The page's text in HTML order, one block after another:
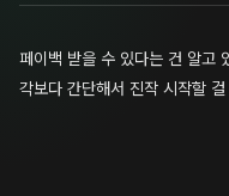
페이백 받을 수 있다는 건 알고
각보다 간단해서 진작 시작할